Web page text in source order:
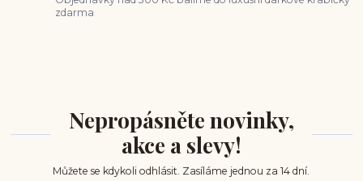
zdarma
Nepropásněte novinky,
akce a slevy!
Můžete se kdykoli odhlásit. Zasíláme jednou za 14 dní.